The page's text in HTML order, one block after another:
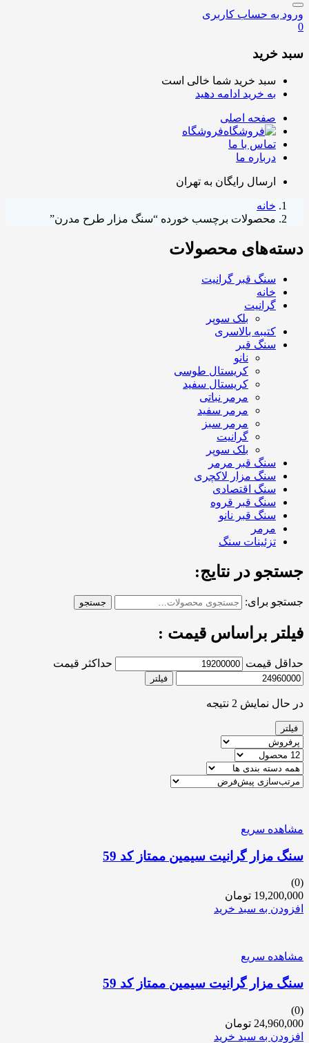
ورود به حساب کاربری
0
سبد خرید
سبد خرید شما خالی است
به خرید ادامه دهید
صفحه اصلی
فروشگاه
تماس با ما
درباره ما
ارسال رایگان به تهران
خانه
محصولات برچسب خورده “سنگ مزار طرح مدرن”
دسته‌های محصولات
سنگ قبر گرانیت
خانه
گرانیت
بلک سوپر
کتیبه بالاسری
سنگ قبر
نانو
کریستال طوسی
کریستال سفید
مرمر نباتی
مرمر سفید
مرمر سبز
گرانیت
بلک سوپر
سنگ قبر مرمر
سنگ مزار لاکچری
سنگ اقتصادی
سنگ قبر قروه
سنگ قبر نانو
مرمر
تزئینات سنگ
جستجو در نتایج:
جستجو برای: جستجو
فیلتر براساس قیمت :
حداقل قیمت حداکثر قیمت
فیلتر
در حال نمایش 2 نتیجه
فیلتر
مشاهده سریع
سنگ مزار گرانیت سیمین ممتاز کد 59
(0)
19,200,000 تومان
افزودن به سبد خرید
مشاهده سریع
سنگ مزار گرانیت سیمین ممتاز کد 59
(0)
24,960,000 تومان
افزودن به سبد خرید